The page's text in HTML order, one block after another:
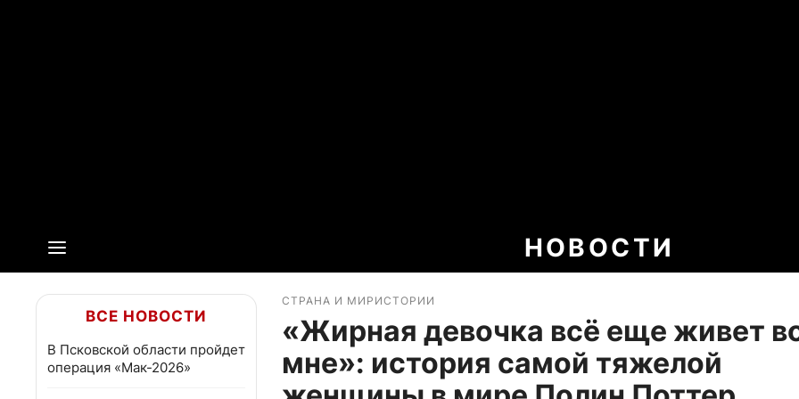
НОВОСТИ
ВСЕ НОВОСТИ
В Псковской области пройдет
операция «Мак-2026»
СТРАНА И МИР ИСТОРИИ
«Жирная девочка всё еще живет
мне»: история самой тяжелой